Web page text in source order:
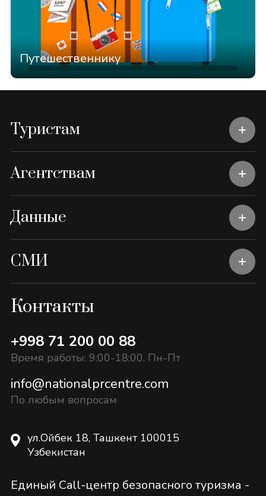
Путешественнику
Туристам
Агентствам
Данные
СМИ
Контакты
+998 71 200 00 88
Время работы: 9:00-18:00, Пн-Пт
info@nationalprcentre.com
По любым вопросам
ул.Ойбек 18, Ташкент 100015
Узбекистан
Единый Call-центр безопасного туризма -